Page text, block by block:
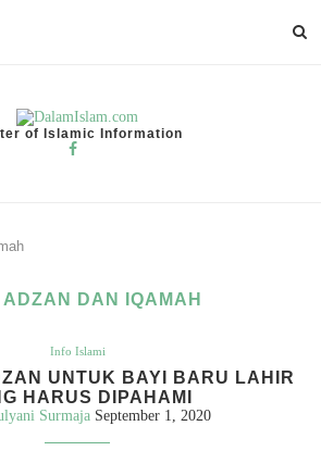
of Islamic Information
ADZAN DAN IQAMAH
Info Islami
UNTUK BAYI BARU LAHIR
HARUS DIPAHAMI
Surmaja September 1, 2020